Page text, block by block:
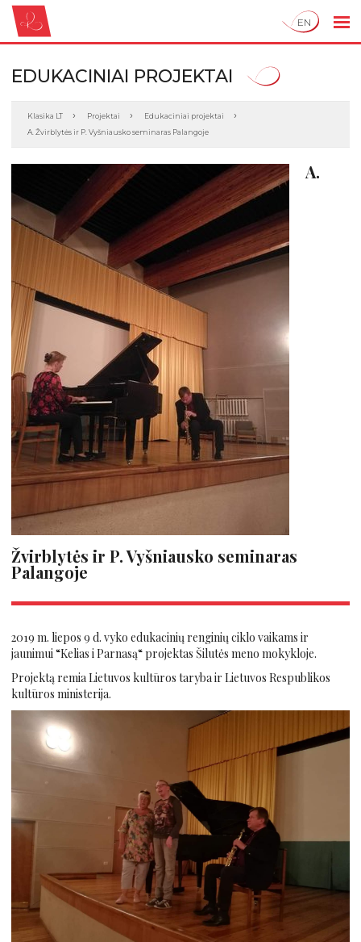
EN
EDUKACINIAI PROJEKTAI
Klasika LT Projektai
Edukaciniai projektai
A. Žvirblytės ir P. Vyšniausko seminaras Palangoje
A.
Žvirblytės ir P. Vyšniausko seminaras
Palangoje
2019 m. liepos 9 d. vyko edukacinių renginių ciklo vaikams ir
jaunimui “Kelias i Parnasą“ projektas Šilutės meno mokykloje.
Projektą remia Lietuvos kultūros taryba ir Lietuvos Respublikos
kultūros ministerija.